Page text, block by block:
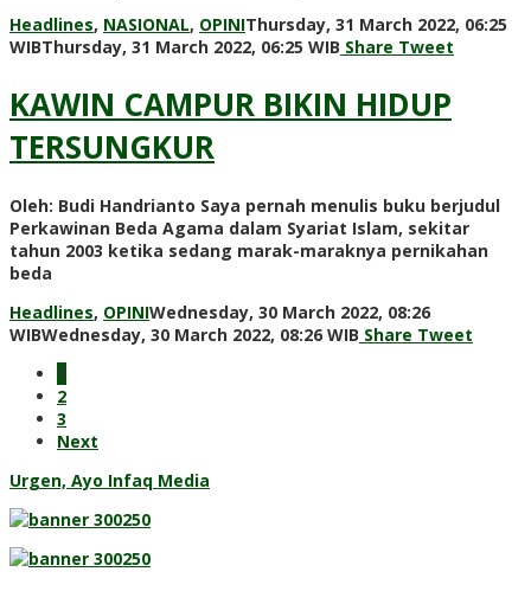
Headlines, NASIONAL, OPINIThursday, 31 March 2022, 06:25
WIBThursday, 31 March 2022, 06:25 WIB by
WP
Share Tweet
KAWIN CAMPUR BIKIN HIDUP
TERSUNGKUR
Oleh: Budi Handrianto Saya pernah menulis buku berjudul
Perkawinan Beda Agama dalam Syariat Islam, sekitar
tahun 2003 ketika sedang marak-maraknya pernikahan
beda
Headlines, OPINIWednesday, 30 March 2022, 08:26
WIBWednesday, 30 March 2022, 08:26 WIB by
Share Tweet
1
2
3
Next
Urgen, Ayo Infaq Media